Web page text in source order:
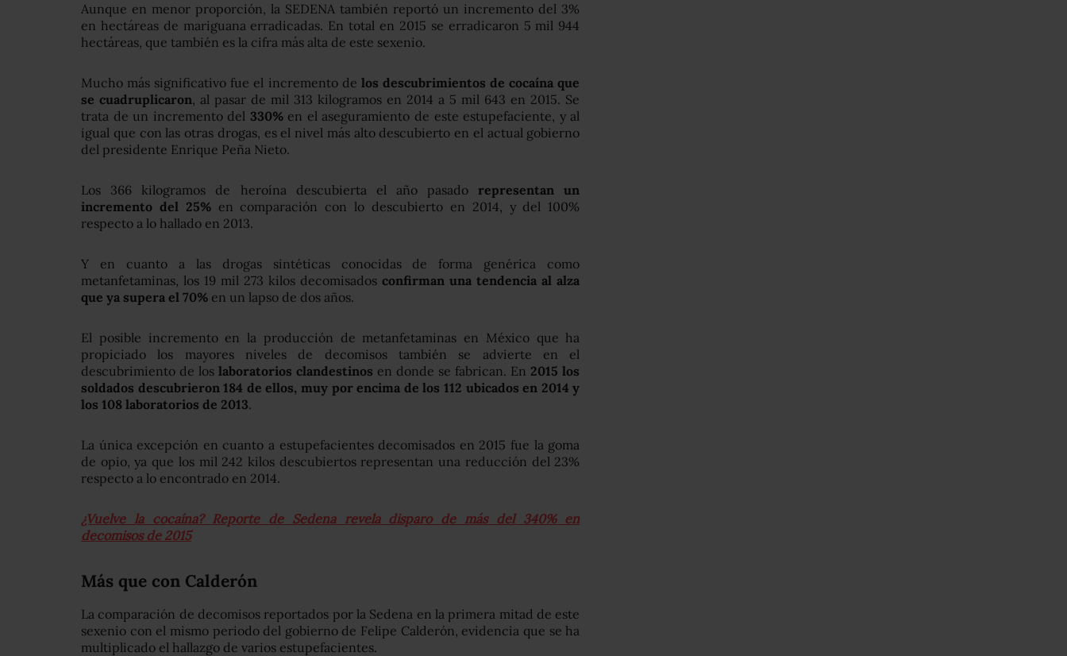
Aunque en menor proporción, la SEDENA también reportó un incremento del 3%
en hectáreas de mariguana erradicadas. En total en 2015 se erradicaron 5 mil 944
hectáreas, que también es la cifra más alta de este sexenio.
Mucho más significativo fue el incremento de los descubrimientos de cocaína que
se cuadruplicaron, al pasar de mil 313 kilogramos en 2014 a 5 mil 643 en 2015. Se
trata de un incremento del 330%en el aseguramiento de este estupefaciente, y al
igual que con las otras drogas, es el nivel más alto descubierto en el actual gobierno
del presidente Enrique Peña Nieto.
Los 366 kilogramos de heroína descubierta el año pasado representan un
incremento del 25%en comparación con lo descubierto en 2014, y del 100%
respecto a lo hallado en 2013.
Y en cuanto a las drogas sintéticas conocidas de forma genérica como
metanfetaminas, los 19 mil 273 kilos decomisadosconfirman una tendencia al alza
que ya supera el 70% en un lapso de dos años.
El posible incremento en la producción de metanfetaminas en México que ha
propiciado los mayores niveles de decomisos también se advierte en el
descubrimiento de loslaboratorios clandestinos en donde se fabrican. En 2015 los
soldados descubrieron 184 de ellos, muy por encima de los 112 ubicados en 2014 y
los 108 laboratorios de 2013.
La única excepción en cuanto a estupefacientes decomisados en 2015 fue la goma
de opio, ya que los mil 242 kilos descubiertos representan una reducción del 23%
respecto a lo encontrado en 2014.
¿Vuelve la cocaína? Reporte de Sedena revela disparo de más del 340% en
decomisos de 2015
Más que con Calderón
La comparación de decomisos reportados por la Sedena en la primera mitad de este
sexenio con el mismo periodo del gobierno de Felipe Calderón, evidencia que se ha
multiplicado el hallazgo de varios estupefacientes.